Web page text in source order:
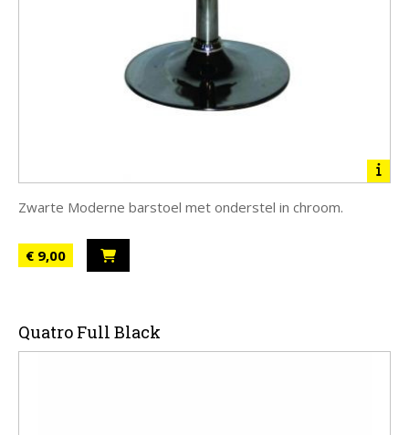
Zwarte Moderne barstoel met onderstel in chroom.
€ 9,00
Quatro Full Black